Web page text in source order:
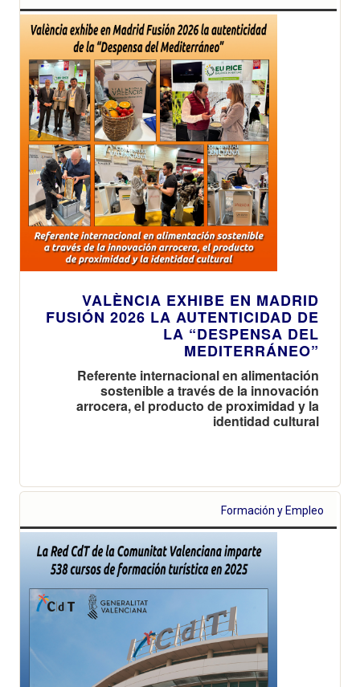
VALÈNCIA EXHIBE EN MADRID
FUSIÓN 2026 LA AUTENTICIDAD DE
LA “DESPENSA DEL
MEDITERRÁNEO”
Referente internacional en alimentación
sostenible a través de la innovación
arrocera, el producto de proximidad y la
identidad cultural
Formación y Empleo